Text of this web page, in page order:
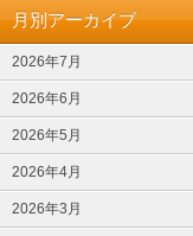
月別アーカイブ
2026年7月
2026年6月
2026年5月
2026年4月
2026年3月